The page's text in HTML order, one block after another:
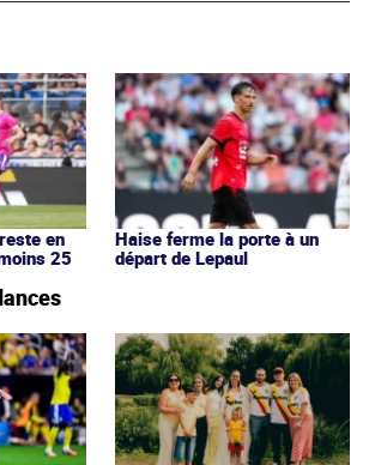
en
25
Haise ferme la porte à un
départ de Lepaul